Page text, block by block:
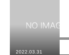
2022.03.31